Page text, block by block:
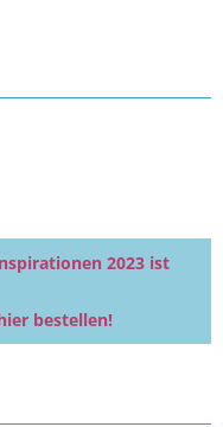
2023 ist
bestellen!